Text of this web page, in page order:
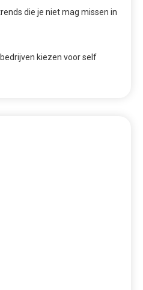
die je niet mag missen in
kiezen voor self